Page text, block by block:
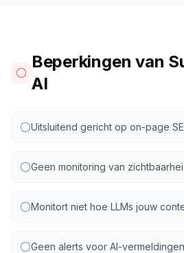
Beperkingen van
AI
Uitsluitend gericht op on-page
Geen monitoring van
Monitort niet hoe LLMs jouw
Geen alerts voor AI-vermeldingen